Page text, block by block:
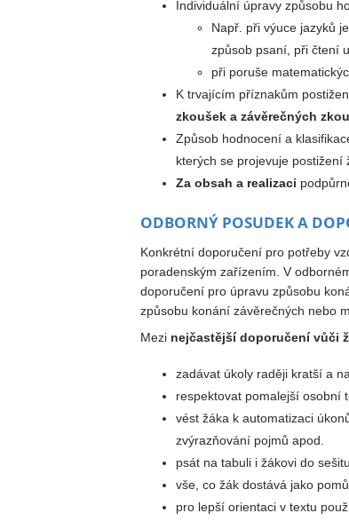
Individuální úpravy způsobu
Např. při výuce jazyků
způsob psaní, při čtení
při poruše
K trvajícím příznakům
zkoušek a závěrečných
Způsob hodnocení a
kterých se projevuje postižení
Za obsah a realizaci
ODBORNÝ POSUDEK A
Konkrétní doporučení pro potřeby
poradenským zařízením. V
doporučení pro úpravu způsobu
způsobu konání závěrečných nebo
Mezi nejčastější doporučení vůči
zadávat úkoly raději kratší a
respektovat pomalejší osobní
vést žáka k automatizaci
zvýrazňování pojmů apod.
psát na tabuli i žákovi do
vše, co žák dostává jako
pro lepší orientaci v textu